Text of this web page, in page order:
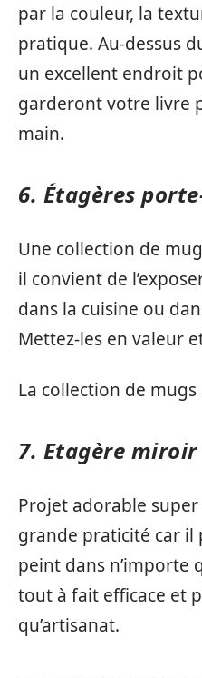
par la couleur, la
pratique. Au-dessus
un excellent endroit
garderont votre livre
main.
6. Étagères
Une collection de
il convient de
dans la cuisine ou
Mettez-les en valeur
La collection de
7. Etagère
Projet adorable
grande praticité car il
peint dans n’importe
tout à fait efficace et
qu’artisanat.